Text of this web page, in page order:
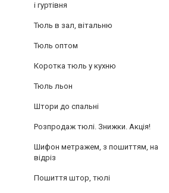
і гуртівня
Тюль в зал, вітальню
Тюль оптом
Коротка тюль у кухню
Тюль льон
Штори до спальні
Розпродаж тюлі. Знижки. Акція!
Шифон метражем, з пошиттям, на
відріз
Пошиття штор, тюлі